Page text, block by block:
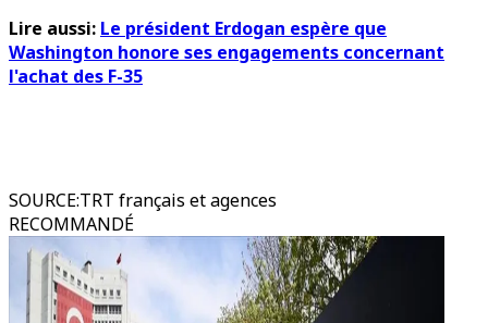
Lire aussi: Le président Erdogan espère que
Washington honore ses engagements concernant
l'achat des F-35
SOURCE:TRT français et agences
RECOMMANDÉ